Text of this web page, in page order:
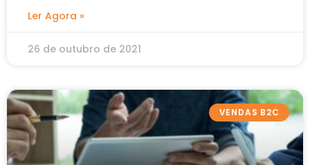
Ler Agora »
26 de outubro de 2021
VENDAS B2C